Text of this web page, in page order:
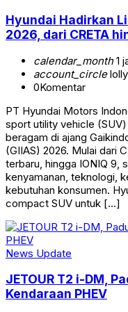
Hyundai Hadirkan
2026, dari CRETA
calendar_month1
account_circlelolly
0Komentar
PT Hyundai Motors
sport utility vehicle
beragam di ajang
(GIIAS) 2026. Mulai dari
terbaru, hingga IONIQ 9,
kenyamanan, teknologi,
kebutuhan konsumen.
compact SUV untuk […]
News Update
JETOUR T2 i-DM,
Kendaraan PHEV